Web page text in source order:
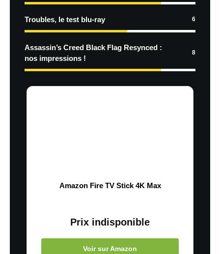
Troubles, le test blu-ray 6
Assassin’s Creed Black Flag Resynced :
nos impressions !
8
Amazon Fire TV Stick 4K Max
Prix indisponible
Voir sur Amazon